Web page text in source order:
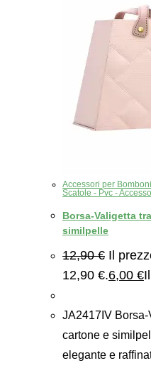
Accessori per
Scatole - Pvc -
Borsa-Valigetta
similpelle
12,90€ Il
12,90 €.6,00 €
JA2417IV
cartone e
elegante e